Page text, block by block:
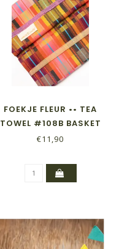
FOEKJE FLEUR •• TEA
TOWEL #108B BASKET
€11,90